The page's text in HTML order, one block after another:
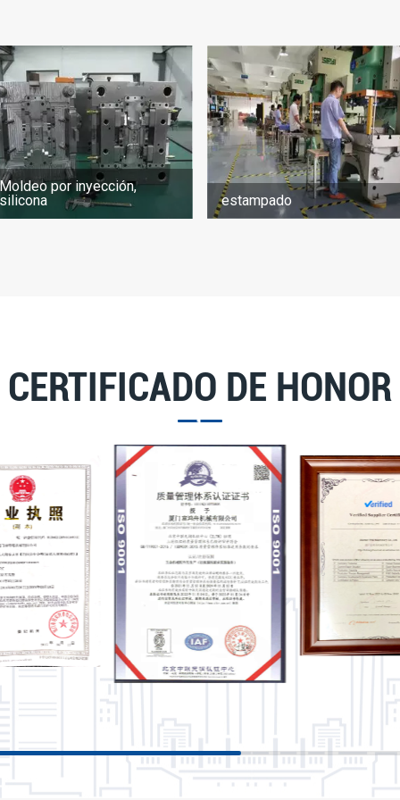
Moldeo por inyección,
silicona
estampado
CERTIFICADO DE HONOR